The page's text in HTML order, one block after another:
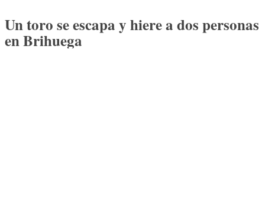
Un toro se escapa y hiere a dos personas
en Brihuega